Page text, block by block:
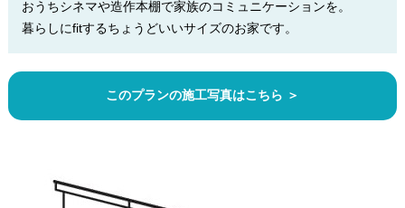
おうちシネマや造作本棚で家族のコミュニケーションを。
暮らしにfitするちょうどいいサイズのお家です。
このプランの施工写真はこちら ＞